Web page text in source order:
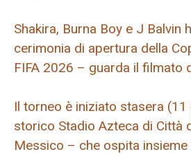
Shakira, Burna Boy e J Balvin
cerimonia di apertura della
FIFA 2026 – guarda il filmato
Il torneo è iniziato stasera (11
storico Stadio Azteca di Città
Messico – che ospita insieme